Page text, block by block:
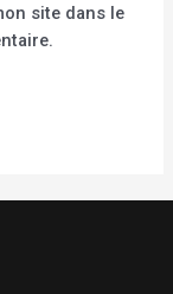
site dans le